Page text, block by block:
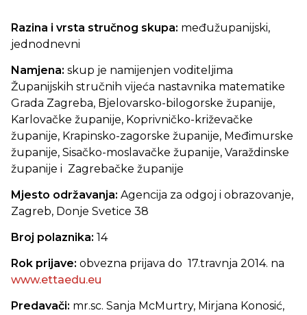
Razina i vrsta stručnog skupa: međužupanijski,
jednodnevni
Namjena: skup je namijenjen voditeljima
Županijskih stručnih vijeća nastavnika matematike
Grada Zagreba, Bjelovarsko-bilogorske županije,
Karlovačke županije, Koprivničko-križevačke
županije, Krapinsko-zagorske županije, Međimurske
županije, Sisačko-moslavačke županije, Varaždinske
županije i Zagrebačke županije
Mjesto održavanja: Agencija za odgoj i obrazovanje,
Zagreb, Donje Svetice 38
Broj polaznika: 14
Rok prijave: obvezna prijava do 17.travnja 2014. na
www.ettaedu.eu
Predavači: mr.sc. Sanja McMurtry, Mirjana Konosić,